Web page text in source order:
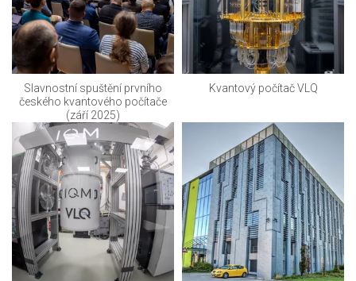
Slavnostní spuštění prvního
českého kvantového počítače
(září 2025)
Kvantový počítač VLQ